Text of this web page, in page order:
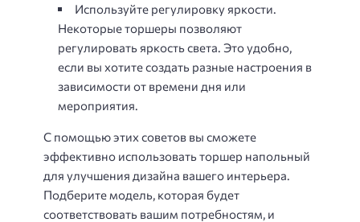
Используйте регулировку яркости.
Некоторые торшеры позволяют
регулировать яркость света. Это удобно,
если вы хотите создать разные настроения в
зависимости от времени дня или
мероприятия.
С помощью этих советов вы сможете
эффективно использовать торшер напольный
для улучшения дизайна вашего интерьера.
Подберите модель, которая будет
соответствовать вашим потребностям, и